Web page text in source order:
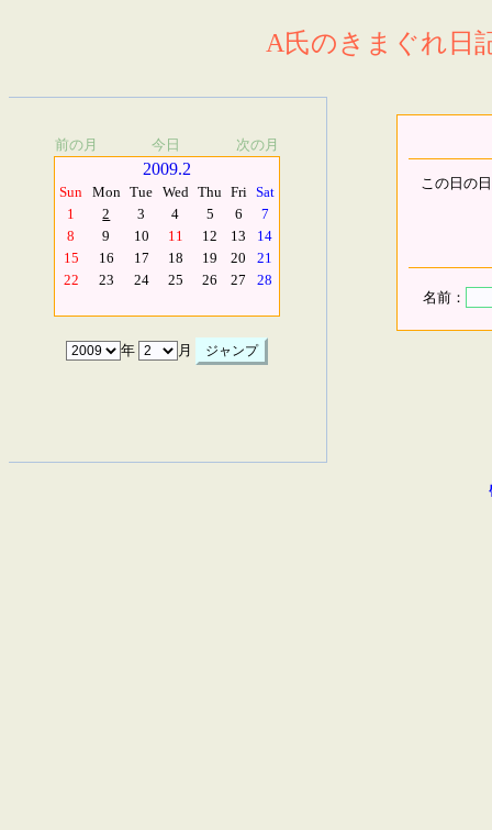
A氏のきまぐれ日
前の月 今日 次の月
2009.2
Sun Mon Tue Wed Thu Fri Sat
1
2 3 4 5 6
7
8
9 10 11 12 13
14
15
16 17 18 19 20
21
22
23 24 25 26 27 28
年 月
この日の
名前：